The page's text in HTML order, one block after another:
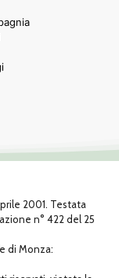
2001. Testata
n° 422 del 25
di Monza: